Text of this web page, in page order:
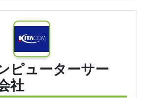
ピューターサー
社